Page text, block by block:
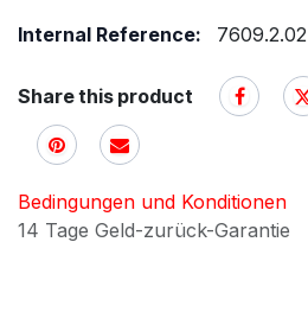
Internal Reference:
7609.2.02
Share this product
Bedingungen und Konditionen
14 Tage Geld-zurück-Garantie